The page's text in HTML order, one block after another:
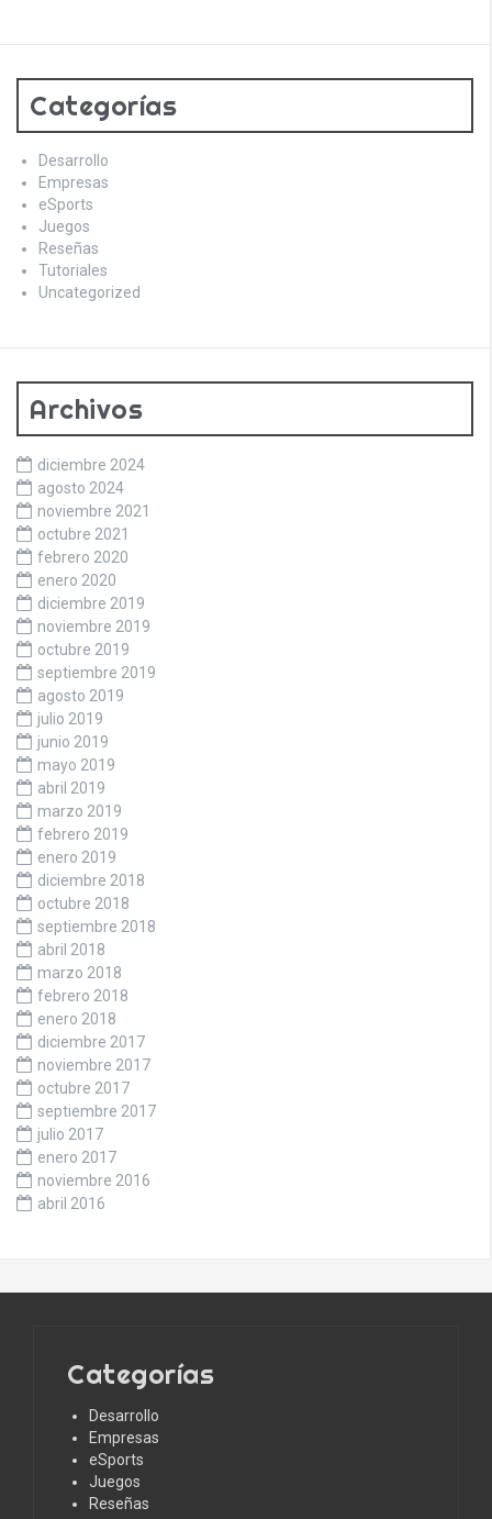
Categorías
Desarrollo
Empresas
eSports
Juegos
Reseñas
Tutoriales
Uncategorized
Archivos
diciembre 2024
agosto 2024
noviembre 2021
octubre 2021
febrero 2020
enero 2020
diciembre 2019
noviembre 2019
octubre 2019
septiembre 2019
agosto 2019
julio 2019
junio 2019
mayo 2019
abril 2019
marzo 2019
febrero 2019
enero 2019
diciembre 2018
octubre 2018
septiembre 2018
abril 2018
marzo 2018
febrero 2018
enero 2018
diciembre 2017
noviembre 2017
octubre 2017
septiembre 2017
julio 2017
enero 2017
noviembre 2016
abril 2016
Categorías
Desarrollo
Empresas
eSports
Juegos
Reseñas